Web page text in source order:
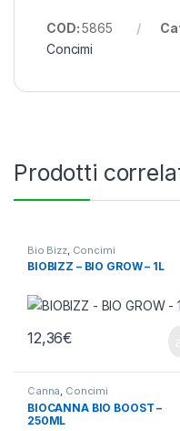
COD:5865
Concimi
Prodotti
Bio Bizz, Concimi
BIOBIZZ – BIO GROW – 1L
12,36€
Canna, Concimi
BIOCANNA BIO BOOST –
250ML